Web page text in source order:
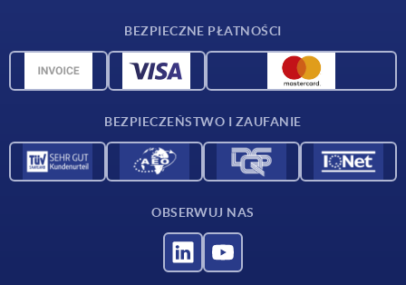
Dane CAD
BEZPIECZNE PŁATNOŚCI
BEZPIECZEŃSTWO I ZAUFANIE
OBSERWUJ NAS